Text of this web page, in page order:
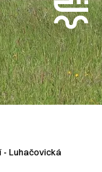
- Luhačovická